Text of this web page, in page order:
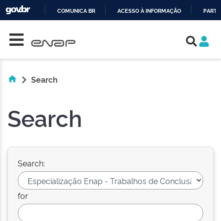
COMUNICA BR ACESSO À INFORMAÇÃO
Search
Search
Search:
for